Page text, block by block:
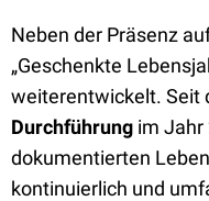
Neben der Präsenz
„Geschenkte
weiterentwickelt. Seit
Durchführung im Jahr
dokumentierten
kontinuierlich und